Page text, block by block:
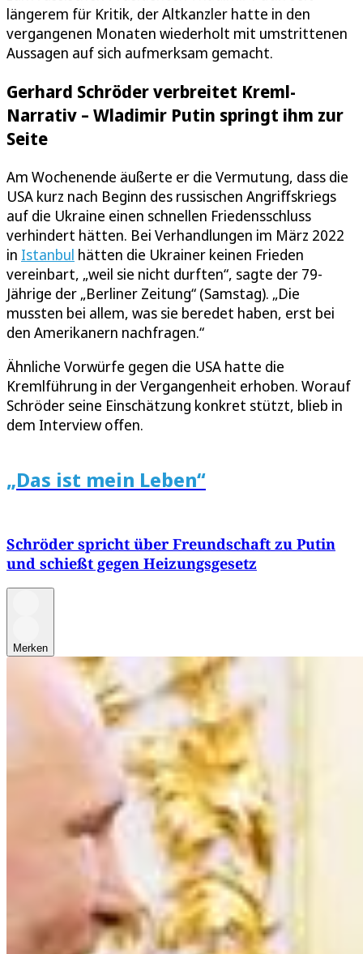
längerem für Kritik, der Altkanzler hatte in den
vergangenen Monaten wiederholt mit umstrittenen
Aussagen auf sich aufmerksam gemacht.
Gerhard Schröder verbreitet Kreml-
Narrativ – Wladimir Putin springt ihm zur
Seite
Am Wochenende äußerte er die Vermutung, dass die
USA kurz nach Beginn des russischen Angriffskriegs
auf die Ukraine einen schnellen Friedensschluss
verhindert hätten. Bei Verhandlungen im März 2022
in Istanbul hätten die Ukrainer keinen Frieden
vereinbart, „weil sie nicht durften“, sagte der 79-
Jährige der „Berliner Zeitung“ (Samstag). „Die
mussten bei allem, was sie beredet haben, erst bei
den Amerikanern nachfragen.“
Ähnliche Vorwürfe gegen die USA hatte die
Kremlführung in der Vergangenheit erhoben. Worauf
Schröder seine Einschätzung konkret stützt, blieb in
dem Interview offen.
„Das ist mein Leben“
Schröder spricht über Freundschaft zu Putin
und schießt gegen Heizungsgesetz
Merken